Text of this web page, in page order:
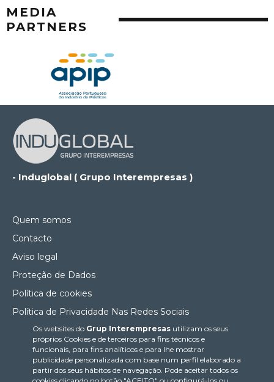
Os websites do Grup Interempresasutilizam os seus
próprios Cookies e de terceiros para fins técnicos e
funcionais, para fins analíticos e para lhe mostrar
publicidade personalizada com base num perfil elaborado a
partir dos seus hábitos de navegação. Pode aceitar todos os
MEDIA
PARTNERS
- Induglobal ( Grupo Interempresas )
Quem somos
Contacto
Aviso legal
Proteção de Dados
Política de cookies
Política de Privacidade Nas Redes Sociais
Canal de denúncias
Colaborações editoriais